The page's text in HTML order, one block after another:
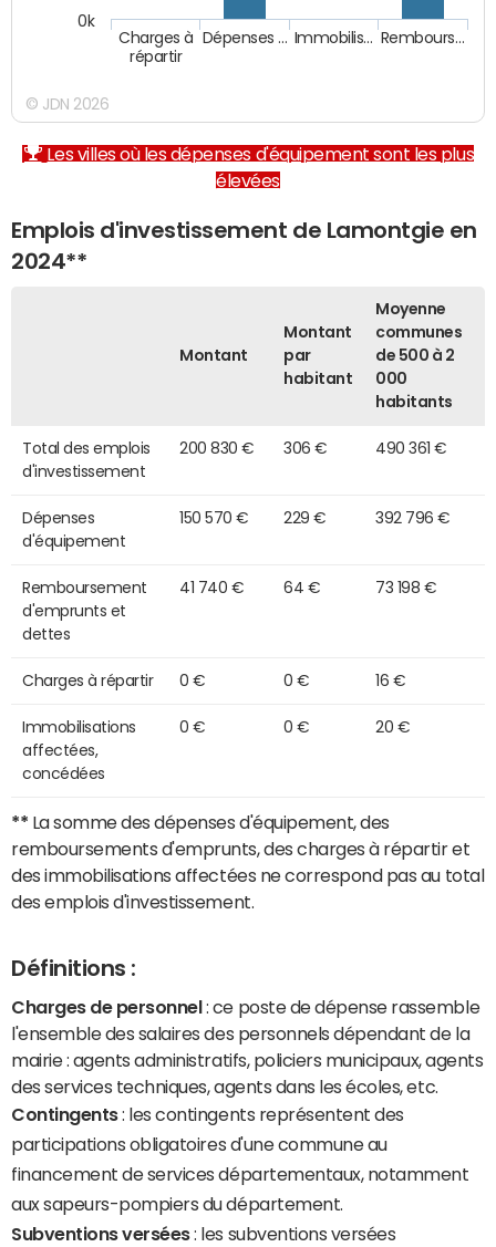
Charges à
répartir
Dépenses … Immobilis… Rembours…
0k
© JDN 2026
Les villes où les dépenses d'équipement sont les plus
élevées
Emplois d'investissement de Lamontgie en
2024**
Montant
Montant
par
habitant
Moyenne
communes
de 500 à 2
000
habitants
Total des emplois
d'investissement
200 830 € 306 € 490 361 €
Dépenses
d'équipement
150 570 € 229 € 392 796 €
Remboursement
d'emprunts et
dettes
41 740 € 64 € 73 198 €
Charges à répartir 0 € 0 € 16 €
Immobilisations
affectées,
concédées
0 € 0 € 20 €
** La somme des dépenses d'équipement, des
remboursements d'emprunts, des charges à répartir et
des immobilisations affectées ne correspond pas au total
des emplois d'investissement.
Définitions :
Charges de personnel : ce poste de dépense rassemble
l'ensemble des salaires des personnels dépendant de la
mairie : agents administratifs, policiers municipaux, agents
des services techniques, agents dans les écoles, etc.
Contingents: les contingents représentent des
participations obligatoires d'une commune au
financement de services départementaux, notamment
aux sapeurs-pompiers du département.
Subventions versées: les subventions versées